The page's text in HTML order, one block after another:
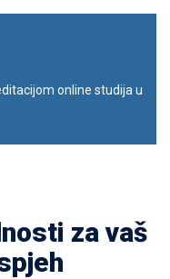
online studija u
za vaš